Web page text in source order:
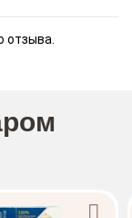
отзыва.